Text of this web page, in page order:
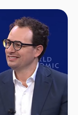
다 AI 기술 발전 속도가
위험성을 제대로
로픽, 구글 딥마인드
해 형성되고 있다”며
대해 거의 영향력을
나는 지점에 가까이
런 주장을 담은 맷
하루 만에
수는 5000만 회를
는 3대 시그널